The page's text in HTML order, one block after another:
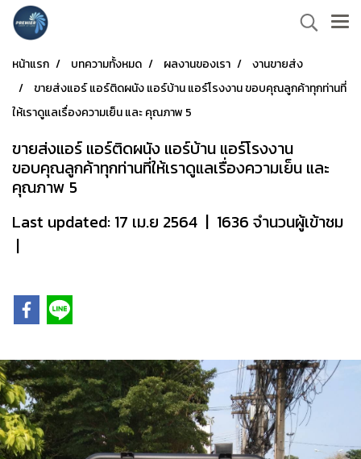
หน้าแรก บทความทั้งหมด ผลงานของเรา
งานขายส่ง
ขายส่งแอร์ แอร์ติดผนัง แอร์บ้าน แอร์โรงงาน ขอบคุณลูกค้าทุกท่านที่
ให้เราดูแลเรื่องความเย็น และ คุณภาพ 5
ขายส่งแอร์ แอร์ติดผนัง แอร์บ้าน แอร์โรงงาน
ขอบคุณลูกค้าทุกท่านที่ให้เราดูแลเรื่องความเย็น และ
คุณภาพ 5
Last updated: 17 เม.ย 2564 | 1636 จำนวนผู้เข้าชม
|